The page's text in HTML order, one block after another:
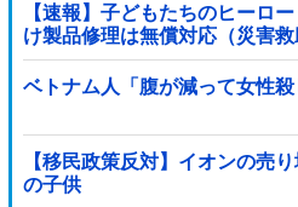
【速報】子どもたちのヒーロ
け製品修理は無償対応（災害
5000万円寄付
ベトナム人「腹が減って女性殺
【移民政策反対】イオンの売
の子供